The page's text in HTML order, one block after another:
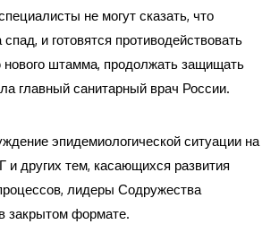
не могут сказать, что
и готовятся противодействовать
нового штамма, продолжать защищать
главный санитарный врач России.
эпидемиологической ситуации на
и других тем, касающихся развития
лидеры Содружества
закрытом формате.